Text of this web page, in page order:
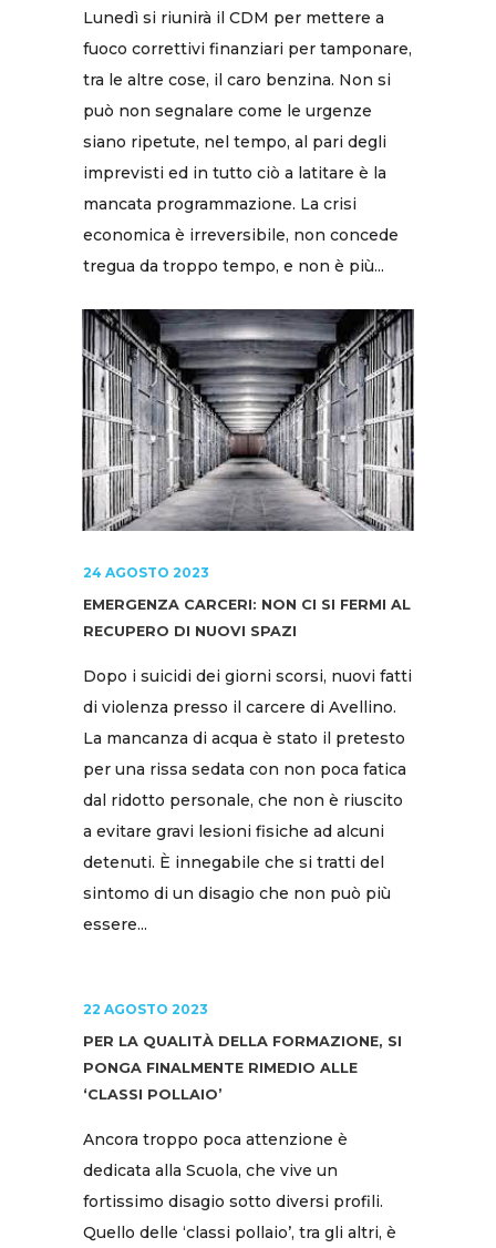
Lunedì si riunirà il CDM per mettere a
fuoco correttivi finanziari per tamponare,
tra le altre cose, il caro benzina. Non si
può non segnalare come le urgenze
siano ripetute, nel tempo, al pari degli
imprevisti ed in tutto ciò a latitare è la
mancata programmazione. La crisi
economica è irreversibile, non concede
tregua da troppo tempo, e non è più...
24 AGOSTO 2023
EMERGENZA CARCERI: NON CI SI FERMI AL
RECUPERO DI NUOVI SPAZI
Dopo i suicidi dei giorni scorsi, nuovi fatti
di violenza presso il carcere di Avellino.
La mancanza di acqua è stato il pretesto
per una rissa sedata con non poca fatica
dal ridotto personale, che non è riuscito
a evitare gravi lesioni fisiche ad alcuni
detenuti. È innegabile che si tratti del
sintomo di un disagio che non può più
essere...
22 AGOSTO 2023
PER LA QUALITÀ DELLA FORMAZIONE, SI
PONGA FINALMENTE RIMEDIO ALLE
‘CLASSI POLLAIO’
Ancora troppo poca attenzione è
dedicata alla Scuola, che vive un
fortissimo disagio sotto diversi profili.
Quello delle ‘classi pollaio’, tra gli altri, è